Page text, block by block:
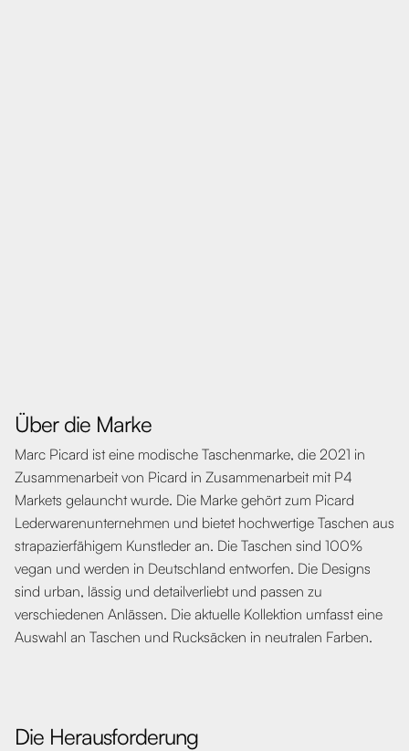
Über die Marke
Marc Picard ist eine modische Taschenmarke, die 2021 in
Zusammenarbeit von Picard in Zusammenarbeit mit P4
Markets gelauncht wurde. Die Marke gehört zum Picard
Lederwarenunternehmen und bietet hochwertige Taschen aus
strapazierfähigem Kunstleder an. Die Taschen sind 100%
vegan und werden in Deutschland entworfen. Die Designs
sind urban, lässig und detailverliebt und passen zu
verschiedenen Anlässen. Die aktuelle Kollektion umfasst eine
Auswahl an Taschen und Rucksäcken in neutralen Farben.
Die Herausforderung